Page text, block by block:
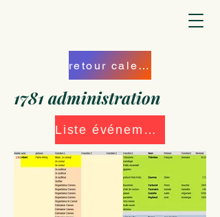
retour calendrier
1781 administration
Liste événements